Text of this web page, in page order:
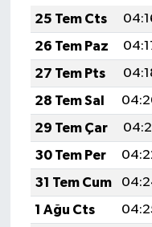
25 Tem Cts
26 Tem Paz
27 Tem Pts
28 Tem Sal
29 Tem Çar
30 Tem Per
31 Tem Cum
1 Ağu Cts